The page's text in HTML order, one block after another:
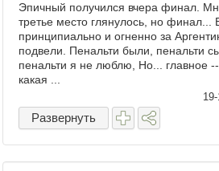
Эпичный получился вчера финал.
третье место глянулось, но финал...
принципиально и огненно за
подвели. Пенальти были, пенальти
пенальти я не люблю, Но... главное --
какая ...
Развернуть